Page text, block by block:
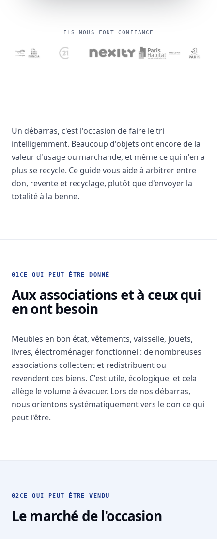
ILS NOUS FONT CONFIANCE
Un débarras, c'est l'occasion de faire le tri
intelligemment. Beaucoup d'objets ont encore de la
valeur d'usage ou marchande, et même ce qui n'en a
plus se recycle. Ce guide vous aide à arbitrer entre
don, revente et recyclage, plutôt que d'envoyer la
totalité à la benne.
01 CE QUI PEUT ÊTRE DONNÉ
Aux associations et à ceux qui
en ont besoin
Meubles en bon état, vêtements, vaisselle, jouets,
livres, électroménager fonctionnel : de nombreuses
associations collectent et redistribuent ou
revendent ces biens. C'est utile, écologique, et cela
allège le volume à évacuer. Lors de nos débarras,
nous orientons systématiquement vers le don ce qui
peut l'être.
02 CE QUI PEUT ÊTRE VENDU
Le marché de l'occasion